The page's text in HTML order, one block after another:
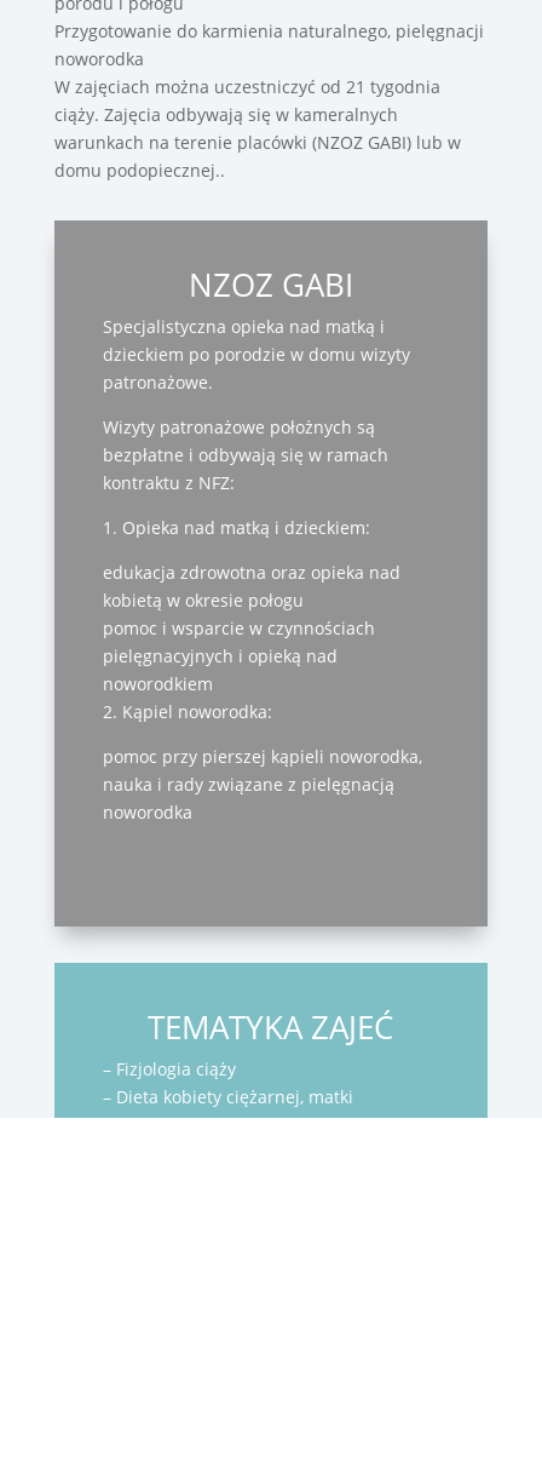
Przygotowanie do karmienia naturalnego, pielęgnacji
noworodka
W zajęciach można uczestniczyć od 21 tygodnia
ciąży. Zajęcia odbywają się w kameralnych
warunkach na terenie placówki (NZOZ GABI) lub w
domu podopiecznej..
NZOZ GABI
Specjalistyczna opieka nad matką i
dzieckiem po porodzie w domu wizyty
patronażowe.
Wizyty patronażowe położnych są
bezpłatne i odbywają się w ramach
kontraktu z NFZ:
1. Opieka nad matką i dzieckiem:
edukacja zdrowotna oraz opieka nad
kobietą w okresie połogu
pomoc i wsparcie w czynnościach
pielęgnacyjnych i opieką nad
noworodkiem
2. Kąpiel noworodka:
pomoc przy pierszej kąpieli noworodka,
nauka i rady związane z pielęgnacją
noworodka
TEMATYKA ZAJEĆ
– Fizjologia ciąży
– Dieta kobiety ciężarnej, matki
karmiącej- zajęcia z dietetykiem